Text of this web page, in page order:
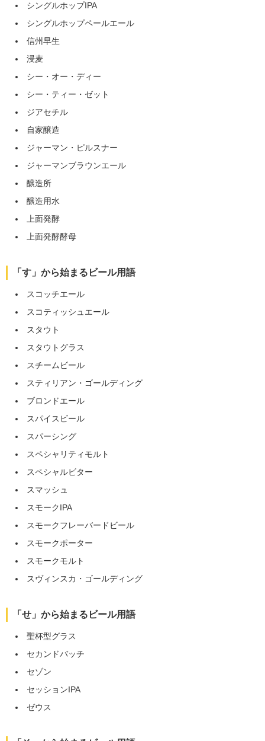
シングルホップIPA
シングルホップペールエール
信州早生
浸麦
シー・オー・ディー
シー・ティー・ゼット
ジアセチル
自家醸造
ジャーマン・ピルスナー
ジャーマンブラウンエール
醸造所
醸造用水
上面発酵
上面発酵酵母
「す」から始まるビール用語
スコッチエール
スコティッシュエール
スタウト
スタウトグラス
スチームビール
スティリアン・ゴールディング
ブロンドエール
スパイスビール
スパーシング
スペシャリティモルト
スペシャルビター
スマッシュ
スモークIPA
スモークフレーバードビール
スモークポーター
スモークモルト
スヴィンスカ・ゴールディング
「せ」から始まるビール用語
聖杯型グラス
セカンドバッチ
セゾン
セッションIPA
ゼウス